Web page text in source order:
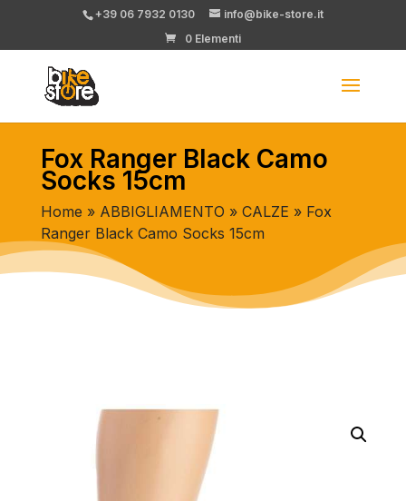
+39 06 7932 0130
info@bike-store.it
0 Elementi
Fox Ranger Black Camo
Socks 15cm
Home » ABBIGLIAMENTO » CALZE » Fox
Ranger Black Camo Socks 15cm